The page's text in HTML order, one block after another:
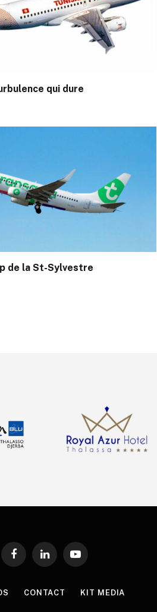
qui dure
de la St-Sylvestre
FacebookLinkedInYouTube
CONTACT KIT MEDIA